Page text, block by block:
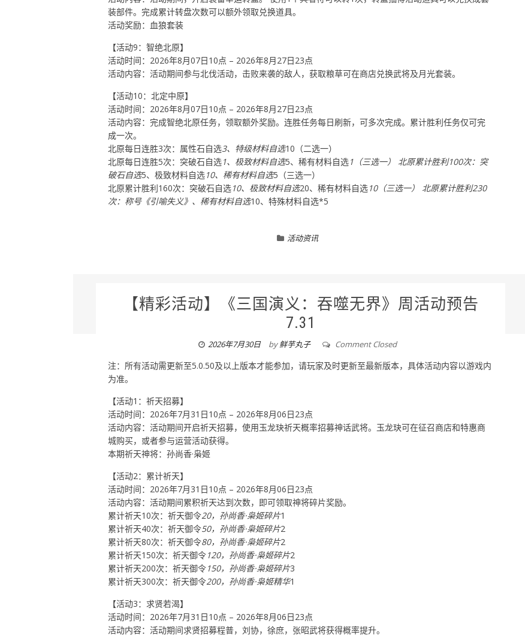
装部件。完成累计转盘次数可以额外领取兑换道具。
活动奖励：血狼套装
【活动9：智绝北原】
活动时间：2026年8月07日10点 – 2026年8月27日23点
活动内容：活动期间参与北伐活动，击败来袭的敌人，获取粮草可在商店兑换武将及月光套装。
【活动10：北定中原】
活动时间：2026年8月07日10点 – 2026年8月27日23点
活动内容：完成智绝北原任务，领取额外奖励。连胜任务每日刷新，可多次完成。累计胜利任务仅可完
成一次。
北原每日连胜3次：属性石自选3、特级材料自选10（二选一）
北原每日连胜5次：突破石自选1、极致材料自选5、稀有材料自选1（三选一） 北原累计胜利100次：突
破石自选5、极致材料自选10、稀有材料自选5（三选一）
北原累计胜利160次：突破石自选10、极致材料自选20、稀有材料自选10（三选一） 北原累计胜利230
次：称号《引喻失义》、稀有材料自选10、特殊材料自选*5
活动资讯
【精彩活动】《三国演义：吞噬无界》周活动预告
7.31
2026年7月30日 by鲜芋丸子 Comment Closed
注：所有活动需更新至5.0.50及以上版本才能参加，请玩家及时更新至最新版本，具体活动内容以游戏内
为准。
【活动1：祈天招募】
活动时间：2026年7月31日10点 – 2026年8月06日23点
活动内容：活动期间开启祈天招募，使用玉龙玦祈天概率招募神话武将。玉龙玦可在征召商店和特惠商
城购买，或者参与运营活动获得。
本期祈天神将：孙尚香·枭姬
【活动2：累计祈天】
活动时间：2026年7月31日10点 – 2026年8月06日23点
活动内容：活动期间累积祈天达到次数，即可领取神将碎片奖励。
累计祈天10次：祈天御令20，孙尚香·枭姬碎片1
累计祈天40次：祈天御令50，孙尚香·枭姬碎片2
累计祈天80次：祈天御令80，孙尚香·枭姬碎片2
累计祈天150次：祈天御令120，孙尚香·枭姬碎片2
累计祈天200次：祈天御令150，孙尚香·枭姬碎片3
累计祈天300次：祈天御令200，孙尚香·枭姬精华1
【活动3：求贤若渴】
活动时间：2026年7月31日10点 – 2026年8月06日23点
活动内容：活动期间求贤招募程普，刘协，徐庶，张昭武将获得概率提升。